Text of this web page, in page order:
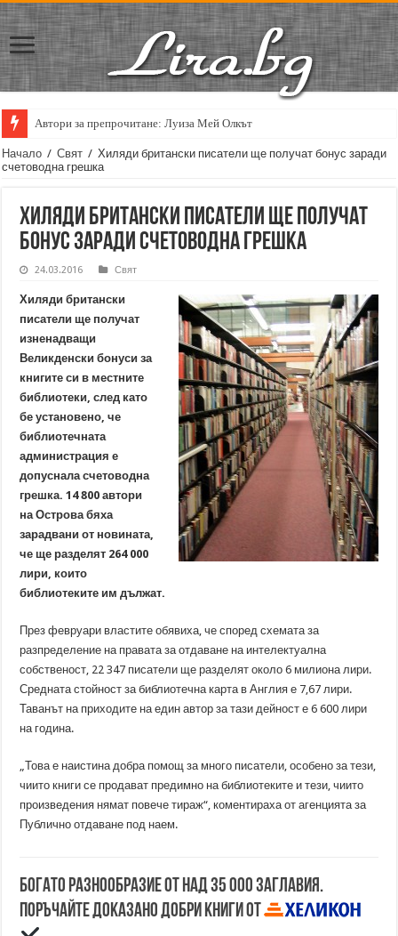
Автори за препрочитане: Луиза Мей Олкът
Начало / Свят / Хиляди британски писатели ще получат бонус заради
счетоводна грешка
Хиляди британски писатели ще получат
бонус заради счетоводна грешка
24.03.2016 Свят
Хиляди британски
писатели ще получат
изненадващи
Великденски бонуси за
книгите си в местните
библиотеки, след като
бе установено, че
библиотечната
администрация е
допуснала счетоводна
грешка. 14 800 автори
на Острова бяха
зарадвани от новината,
че ще разделят 264 000
лири, които
библиотеките им дължат.
През февруари властите обявиха, че според схемата за
разпределение на правата за отдаване на интелектуална
собственост, 22 347 писатели ще разделят около 6 милиона лири.
Средната стойност за библиотечна карта в Англия е 7,67 лири.
Таванът на приходите на един автор за тази дейност е 6 600 лири
на година.
„Това е наистина добра помощ за много писатели, особено за тези,
чиито книги се продават предимно на библиотеките и тези, чиито
произведения нямат повече тираж“, коментираха от агенцията за
Публично отдаване под наем.
Богато разнообразие от над 35 000 заглавия.
Поръчайте доказано добри книги от